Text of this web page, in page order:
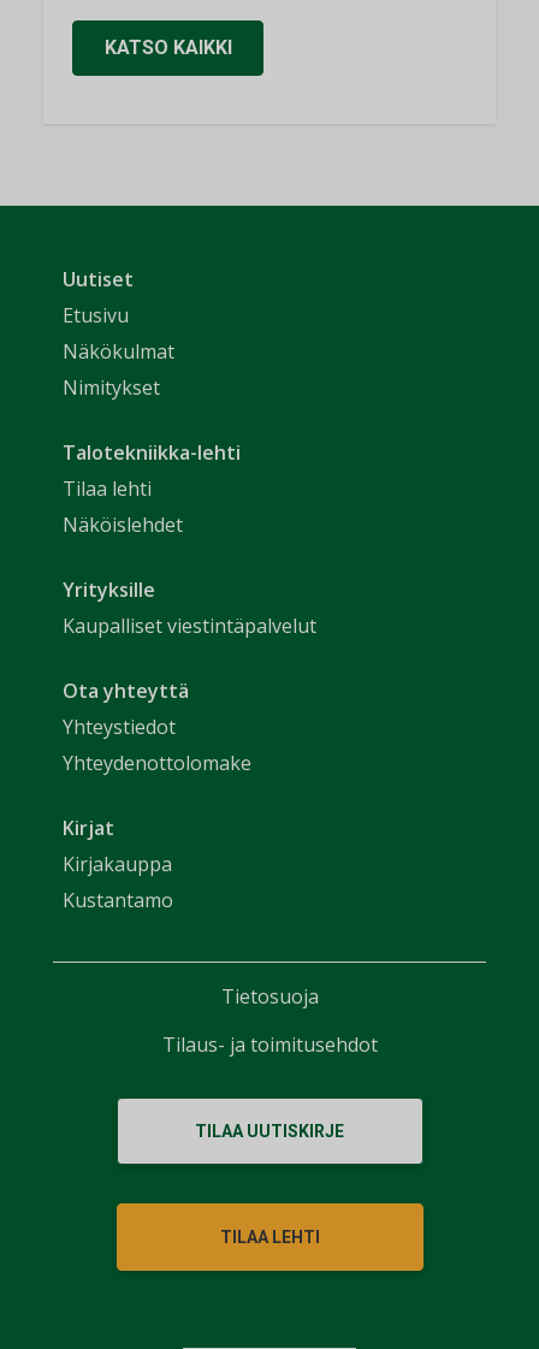
KATSO KAIKKI
Uutiset
Etusivu
Näkökulmat
Nimitykset
Talotekniikka-lehti
Tilaa lehti
Näköislehdet
Yrityksille
Kaupalliset viestintäpalvelut
Ota yhteyttä
Yhteystiedot
Yhteydenottolomake
Kirjat
Kirjakauppa
Kustantamo
TILAA UUTISKIRJE
TILAA LEHTI
Tietosuoja
Tilaus- ja toimitusehdot